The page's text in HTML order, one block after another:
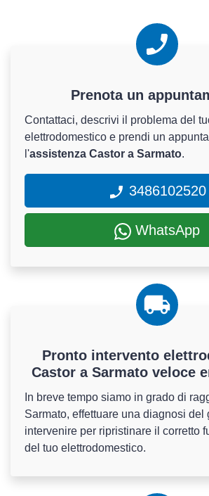
Prenota un
Contattaci, descrivi il problema del
elettrodomestico e prendi un
l'assistenza Castor a Sarmato.
3486102520
WhatsApp
Pronto intervento
Castor a Sarmato veloce
In breve tempo siamo in grado di
Sarmato, effettuare una diagnosi del
intervenire per ripristinare il corretto
del tuo elettrodomestico.